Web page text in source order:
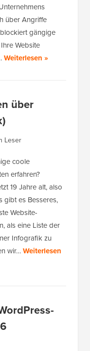
über Angriffe
gängige
Website
Weiterlesen »
über
Leser
coole
erfahren?
19 Jahre alt, also
gibt es Besseres,
Website-
als eine Liste der
Infografik zu
wir…Weiterlesen